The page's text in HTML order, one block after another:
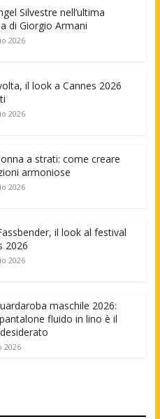
Silvestre nell’ultima
di Giorgio Armani
2026
il look a Cannes 2026
2026
a strati: come creare
armoniose
2026
il look al festival
2026
2026
maschile 2026:
fluido in lino è il
2026